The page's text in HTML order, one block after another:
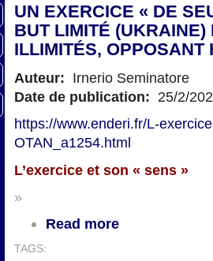
UN EXERCICE « DE
BUT LIMITÉ
ILLIMITÉS,
Auteur: Irnerio Seminatore
Date de publication: 25/2/
https://www.enderi.fr/L-
OTAN_a1254.html
L’exercice et son « sens »
»
Read more
TAGS: